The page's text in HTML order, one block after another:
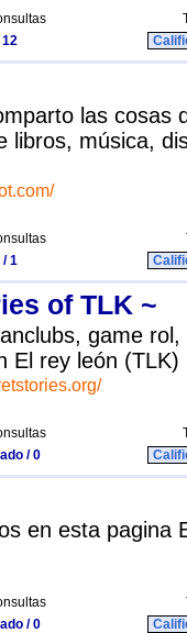
12
las cosas
libros, música,
/ 1
of TLK ~
game
El rey león (TLK)
/ 0
en esta pagina
/ 0